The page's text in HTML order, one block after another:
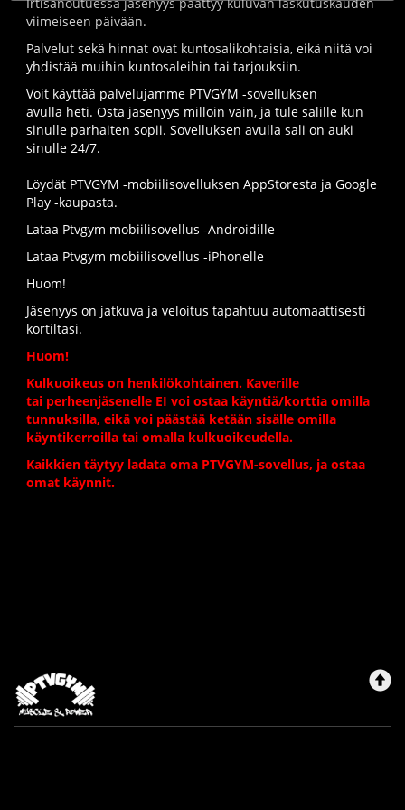
viimeiseen päivään.
Palvelut sekä hinnat ovat kuntosalikohtaisia, eikä niitä voi
yhdistää muihin kuntosaleihin tai tarjouksiin.
Voit käyttää palvelujamme PTVGYM -sovelluksen
avulla heti. Osta jäsenyys milloin vain, ja tule salille kun
sinulle parhaiten sopii. Sovelluksen avulla sali on auki
sinulle 24/7.
Löydät PTVGYM -mobiilisovelluksen AppStoresta ja Google
Play -kaupasta.
Lataa Ptvgym mobiilisovellus -Androidille
Lataa Ptvgym mobiilisovellus -iPhonelle
Huom!
Jäsenyys on jatkuva ja veloitus tapahtuu automaattisesti
kortiltasi.
Huom!
Kulkuoikeus on henkilökohtainen. Kaverille
tai perheenjäsenelle EI voi ostaa käyntiä/korttia omilla
tunnuksilla, eikä voi päästää ketään sisälle omilla
käyntikerroilla tai omalla kulkuoikeudella.
Kaikkien täytyy ladata oma PTVGYM-sovellus, ja ostaa
omat käynnit.